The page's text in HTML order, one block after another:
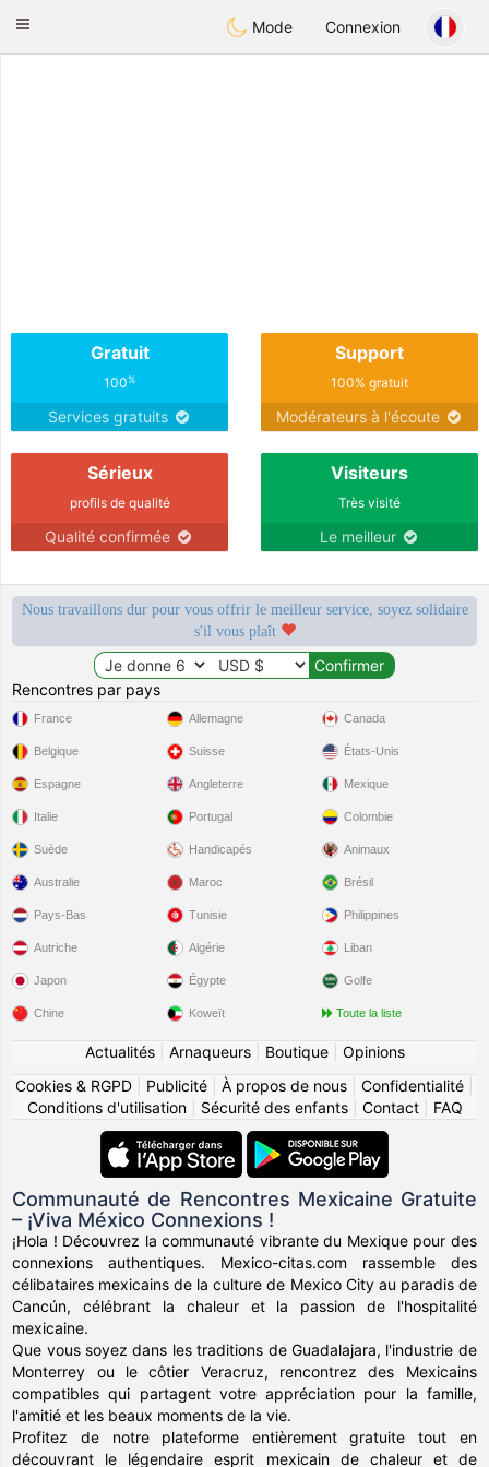
MexicoCitas
Toggle
Mode Connexion
Gratuit
100%
Services gratuits
Support
100% gratuit
Modérateurs à l'écoute
Sérieux
profils de qualité
Qualité confirmée
Visiteurs
Très visité
Le meilleur
Nous travaillons dur pour vous offrir le meilleur service, soyez solidaire
s'il vous plaît
Rencontres par pays
France
Belgique
Espagne
Italie
Suède
Allemagne
Suisse
Angleterre
Portugal
Handicapés
Canada
États-Unis
Mexique
Colombie
Animaux
Australie
Pays-Bas
Autriche
Japon
Chine
Maroc
Tunisie
Algérie
Égypte
Koweït
Brésil
Philippines
Liban
Golfe
Toute la liste
Actualités| Arnaqueurs| Boutique| Opinions
Cookies & RGPD
Publicité À propos de nous Confidentialité
Conditions d'utilisation| Sécurité des enfants| Contact| FAQ
Communauté de Rencontres Mexicaine Gratuite
– ¡Viva México Connexions !
¡Hola ! Découvrez la communauté vibrante du Mexique pour des
connexions authentiques. Mexico-citas.com rassemble des
célibataires mexicains de la culture de Mexico City au paradis de
Cancún, célébrant la chaleur et la passion de l'hospitalité
mexicaine.
Que vous soyez dans les traditions de Guadalajara, l'industrie de
Monterrey ou le côtier Veracruz, rencontrez des Mexicains
compatibles qui partagent votre appréciation pour la famille,
l'amitié et les beaux moments de la vie.
Profitez de notre plateforme entièrement gratuite tout en
découvrant le légendaire esprit mexicain de chaleur et de